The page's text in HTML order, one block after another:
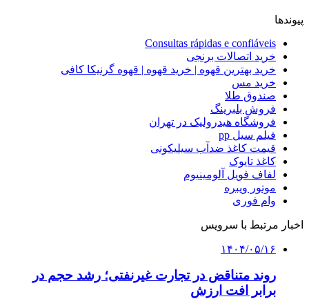
پیوندها
Consultas rápidas e confiáveis
خرید اتصالات برنجی
خرید بهترین قهوه | خرید قهوه | قهوه گرنیکا کافی
خرید مس
صندوق طلا
فروش بلبرینگ
فروشگاه هیدرولیک در تهران
فیلم سیل pp
قیمت کاغذ ضدآب سیلیکونی
کاغذ تایوک
لفاف فویل آلومینیوم
موتور ویبره
وام فوری
اخبار مرتبط با سرویس
۱۴۰۴/۰۵/۱۶
روند متناقض در تجارت غیرنفتی؛ رشد حجم در
برابر افت ارزش